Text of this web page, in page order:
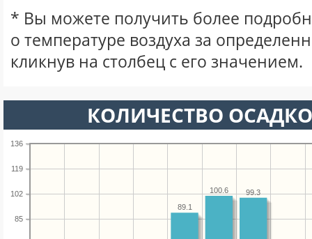
* Вы можете получить более
о температуре воздуха за
кликнув на столбец с его значением.
КОЛИЧЕСТВО
85
102
119
136
99.3
100.6
89.1